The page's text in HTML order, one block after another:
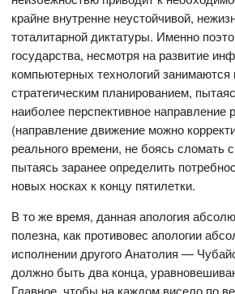
крайне внутренне неустойчивой,
тоталитарной диктатуры. Именно
государства, несмотря на развитие
компьютерных технологий
стратегическим планированием,
наиболее перспективное направление
(направление движение можно
реального времени, не боясь сломать
пытаясь заранее определить
новых носках к концу пятилетки.
В то же время, данная апология
полезна, как противовес апологии
исполнении другого Анатолия —
должно быть два конца,